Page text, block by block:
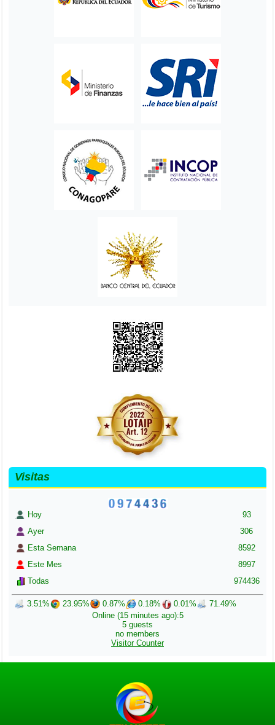
Visitas
Hoy
Ayer
Esta Semana
Este Mes
Todas
93
306
8592
8997
974436
3.51% 23.95% 0.87% 0.18% 0.01%
71.49%
Online (15 minutes ago):5
5 guests
no members
Visitor Counter